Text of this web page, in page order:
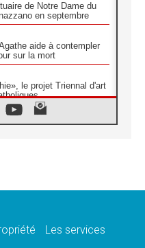
de Notre Dame du
en septembre
aide à contempler
sur la mort
le projet Triennal d'art
la parole aux religieuses
Les services